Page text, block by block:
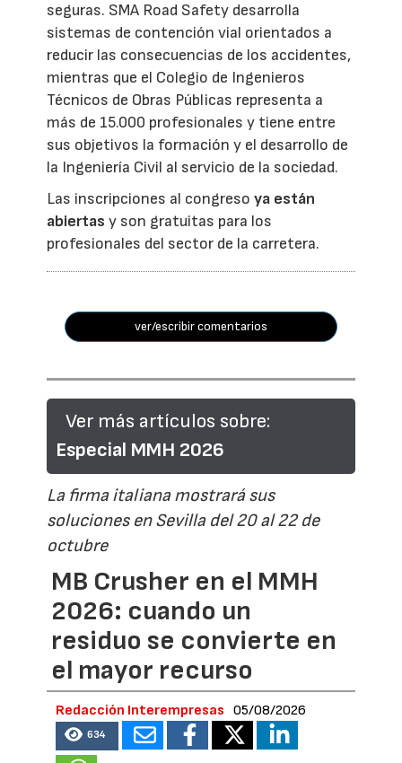
seguras. SMA Road Safety desarrolla
sistemas de contención vial orientados a
reducir las consecuencias de los accidentes,
mientras que el Colegio de Ingenieros
Técnicos de Obras Públicas representa a
más de 15.000 profesionales y tiene entre
sus objetivos la formación y el desarrollo de
la Ingeniería Civil al servicio de la sociedad.
Las inscripciones al congresoya están
abiertas y son gratuitas para los
profesionales del sector de la carretera.
ver/escribir comentarios
Ver más artículos sobre:
Especial MMH 2026
La firma italiana mostrará sus
soluciones en Sevilla del 20 al 22 de
octubre
MB Crusher en el MMH
2026: cuando un
residuo se convierte en
el mayor recurso
Redacción Interempresas 05/08/2026
634